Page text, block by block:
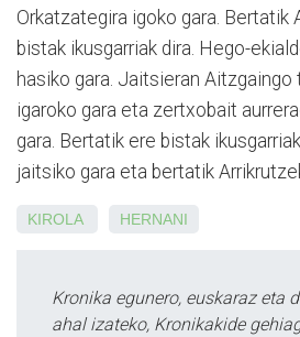
Orkatzategira igoko gara. Bertatik
bistak ikusgarriak dira. Hego-
hasiko gara. Jaitsieran
igaroko gara eta zertxobait
gara. Bertatik ere bistak
jaitsiko gara eta bertatik
KIROLA HERNANI
Kronika egunero, euskaraz eta
ahal izateko, Kronikakide